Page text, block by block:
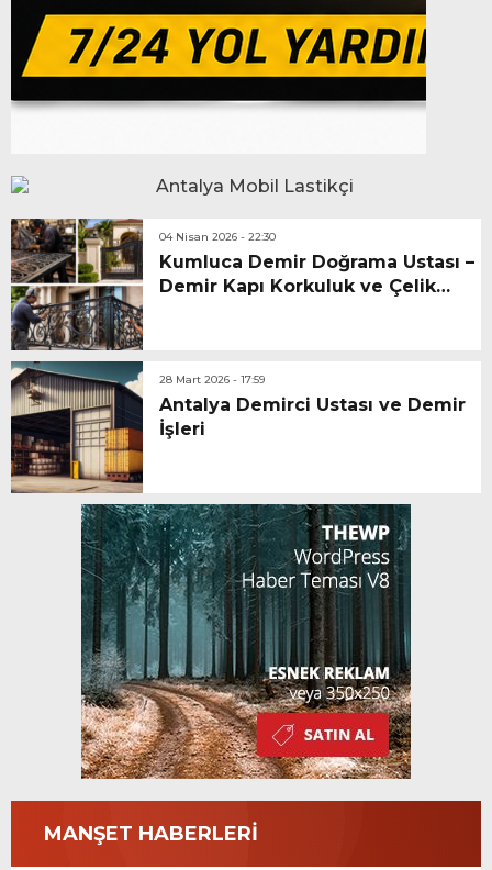
04 Nisan 2026 - 22:30
Kumluca Demir Doğrama Ustası –
Demir Kapı Korkuluk ve Çelik
28 Mart 2026 - 17:59
Antalya Demirci Ustası ve Demir
İşleri
MANŞET HABERLERİ